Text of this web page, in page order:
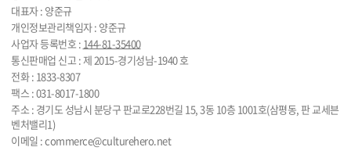
대표자 : 양준규
개인정보관리책임자 : 양준규
사업자 등록번호 : 144-81-35400
통신판매업 신고 : 제 2015-경기성남-1940 호
전화 : 1833-8307
팩스 : 031-8017-1800
주소 : 경기도 성남시 분당구 판교로228번길 15, 3동 10층 1001호(삼평동, 판 교세븐
벤처밸리1)
이메일 :commerce@culturehero.net